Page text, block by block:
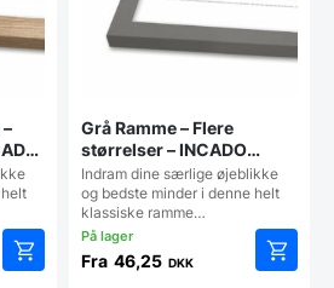
Grå Ramme – Flere
størrelser – INCADO
Nordicline
Indram dine særlige øjeblikke
og bedste minder i denne helt
klassiske ramme…
Fra 46,25 DKK